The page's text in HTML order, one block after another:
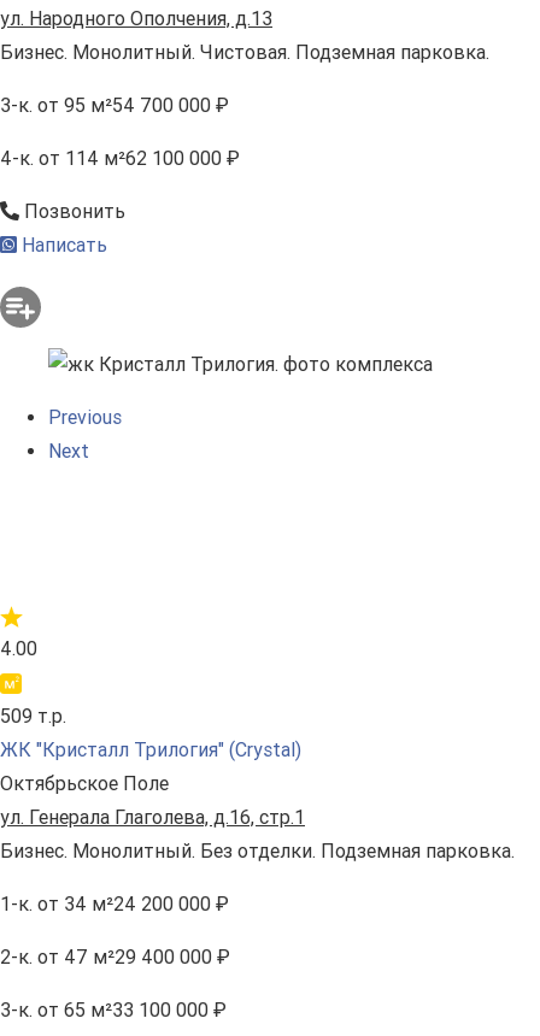
ул. Народного Ополчения, д.13
Бизнес. Монолитный. Чистовая. Подземная парковка.
3-к. от 95 м²54 700 000 ₽
4-к. от 114 м²62 100 000 ₽
Позвонить
Написать
Previous
Next
4.00
509 т.р.
ЖК "Кристалл Трилогия" (Crystal)
Октябрьское Поле
ул. Генерала Глаголева, д.16, стр.1
Бизнес. Монолитный. Без отделки. Подземная парковка.
1-к. от 34 м²24 200 000 ₽
2-к. от 47 м²29 400 000 ₽
3-к. от 65 м²33 100 000 ₽